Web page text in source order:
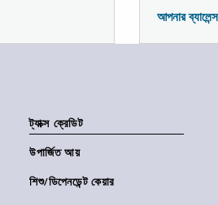
আপনার
ট্যাক্স ক্রেডিট
উপার্জিত আয়
শিশু/ডিপেনডেন্ট কেয়ার